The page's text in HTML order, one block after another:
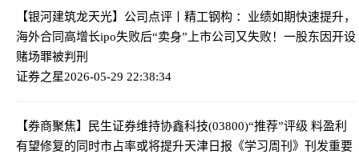
【银河建筑龙天光】公司点评丨精工钢构 ：业绩如期快速提升，
海外合同高增长ipo失败后“卖身”上市公司又失败！一股东因开设
赌场罪被判刑
证券之星2026-05-29 22:38:34
【券商聚焦】民生证券维持协鑫科技(03800)“推荐”评级 料盈利
有望修复的同时市占率或将提升天津日报《学习周刊》刊发重要